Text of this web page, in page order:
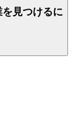
見つけるに